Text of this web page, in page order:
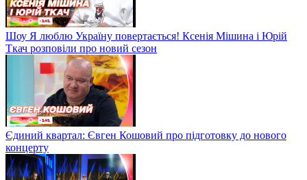
Шоу Я люблю Україну повертається! Ксенія Мішина і Юрій
Ткач розповіли про новий сезон
Єдиний квартал: Євген Кошовий про підготовку до нового
концерту